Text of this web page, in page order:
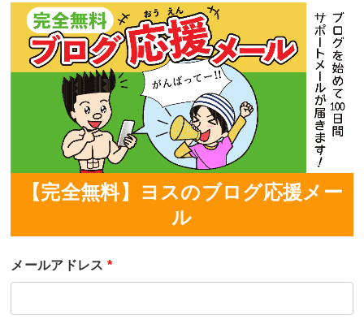
【完全無料】ヨスのブログ応援メー
ル
メールアドレス *